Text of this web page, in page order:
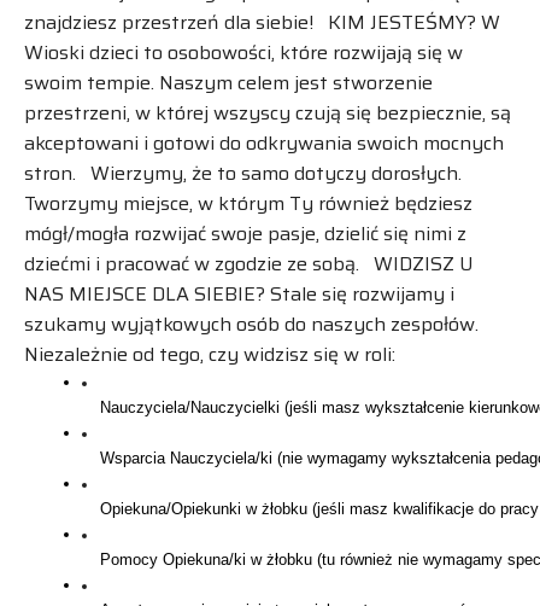
znajdziesz przestrzeń dla siebie! KIM JESTEŚMY? W
Wioski dzieci to osobowości, które rozwijają się w
swoim tempie. Naszym celem jest stworzenie
przestrzeni, w której wszyscy czują się bezpiecznie, są
akceptowani i gotowi do odkrywania swoich mocnych
stron. Wierzymy, że to samo dotyczy dorosłych.
Tworzymy miejsce, w którym Ty również będziesz
mógł/mogła rozwijać swoje pasje, dzielić się nimi z
dziećmi i pracować w zgodzie ze sobą. WIDZISZ U
NAS MIEJSCE DLA SIEBIE? Stale się rozwijamy i
szukamy wyjątkowych osób do naszych zespołów.
Niezależnie od tego, czy widzisz się w roli: